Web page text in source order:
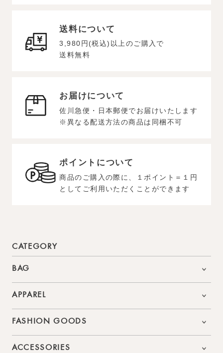
送料について
3,980円(税込)以上のご購入で
送料無料
お届けについて
佐川急便・日本郵便でお届けいたします
※異なる配送方法の商品は同梱不可
ポイントについて
商品のご購入の際に、１ポイント＝１円
としてご利用いただくことができます
CATEGORY
BAG
APPAREL
FASHION GOODS
ACCESSORIES